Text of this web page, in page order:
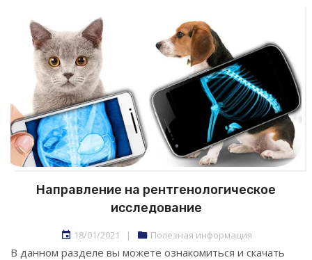
Направление на рентгенологическое
исследование
18/01/2021 | Полезная информация
В данном разделе вы можете ознакомиться и скачать